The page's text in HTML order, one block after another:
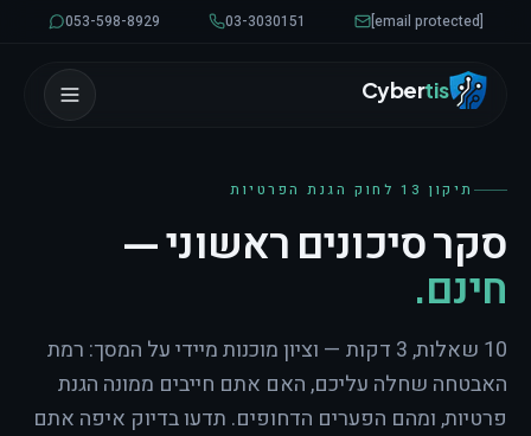
דלגו לתוכן[email protected]
03-3030151
053-598-8929
Cybertis
תיקון 13 לחוק הגנת הפרטיות
סקר סיכונים ראשוני —
חינם.
10 שאלות, 3 דקות — וציון מוכנות מיידי על המסך: רמת
האבטחה שחלה עליכם, האם אתם חייבים ממונה הגנת
פרטיות, ומהם הפערים הדחופים. תדעו בדיוק איפה אתם